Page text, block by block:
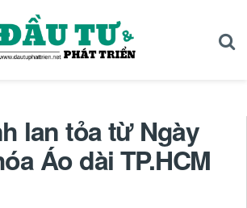
lan tỏa từ Ngày
Áo dài TP.HCM